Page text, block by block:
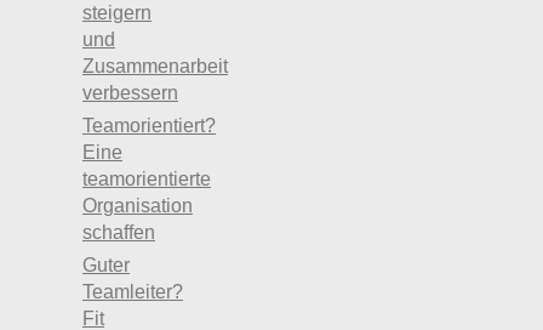
steigern
und
Zusammenarbeit
verbessern
Teamorientiert?
Eine
teamorientierte
Organisation
schaffen
Guter
Teamleiter?
Fit